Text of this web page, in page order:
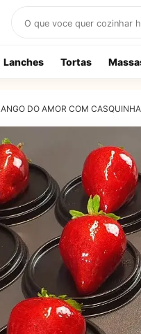
receitas
Lanches Tortas
DO AMOR COM